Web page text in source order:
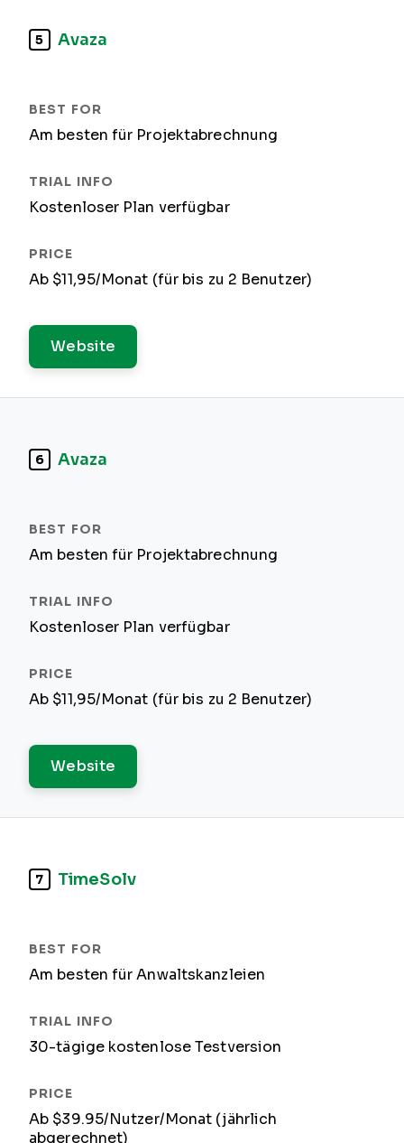
5 Avaza
Am besten für Projektabrechnung
Kostenloser Plan verfügbar
Ab $11,95/Monat (für bis zu 2 Benutzer)
Website
6 Avaza
Am besten für Projektabrechnung
Kostenloser Plan verfügbar
Ab $11,95/Monat (für bis zu 2 Benutzer)
Website
7 TimeSolv
Am besten für Anwaltskanzleien
30-tägige kostenlose Testversion
Ab $39.95/Nutzer/Monat (jährlich
abgerechnet)